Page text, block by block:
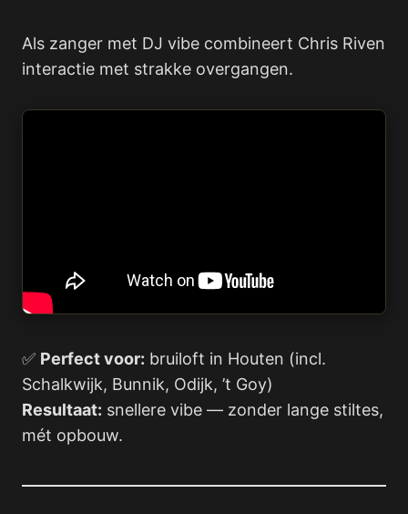
Als zanger met DJ vibe combineert Chris Riven
interactie met strakke overgangen.
✅ Perfect voor: bruiloft in Houten (incl.
Schalkwijk, Bunnik, Odijk, ’t Goy)
Resultaat: snellere vibe — zonder lange stiltes,
mét opbouw.